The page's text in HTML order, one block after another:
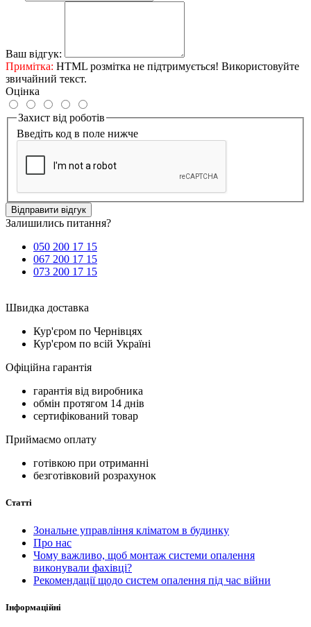
Ваш відгук:
Примітка: HTML розмітка не підтримується! Використовуйте
звичайний текст.
Оцінка
Захист від роботів
Введіть код в поле нижче
Відправити відгук
Залишились питання?
050 200 17 15
067 200 17 15
073 200 17 15
Швидка доставка
Кур'єром по Чернівцях
Кур'єром по всій Україні
Офіційна гарантія
гарантія від виробника
обмін протягом 14 днів
сертифікований товар
Приймаємо оплату
готівкою при отриманні
безготівковий розрахунок
Статті
Зональне управління кліматом в будинку
Про нас
Чому важливо, щоб монтаж системи опалення
виконували фахівці?
Рекомендації щодо систем опалення під час війни
Інформаційні